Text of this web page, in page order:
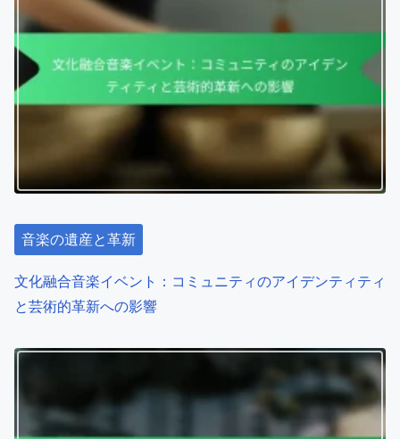
音楽の遺産と革新
文化融合音楽イベント：コミュニティのアイデンティティ
と芸術的革新への影響